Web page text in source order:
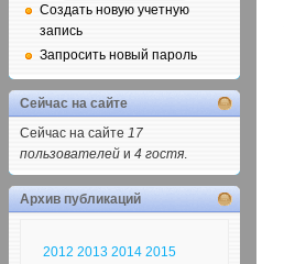
Создать новую учетную
запись
Запросить новый пароль
Сейчас на сайте
Сейчас на сайте 17
пользователей и 4 гостя.
Архив публикаций
2012 2013 2014 2015